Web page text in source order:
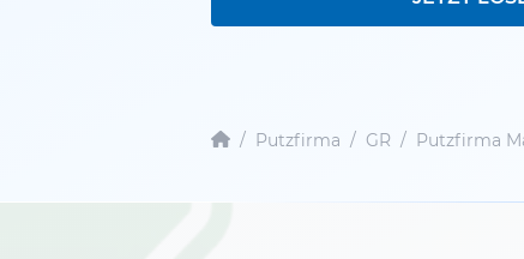
/ Putzfirma / GR / Putzfirma